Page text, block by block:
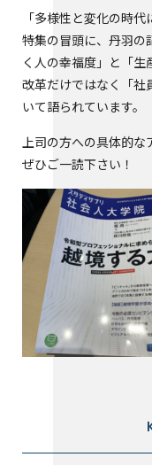
「多様性と変化の時
特集の冒頭に、丹羽の
く人の幸福度」と「
改革だけではなく「社
いて語られています。
上司の方への具体的な
ぜひご一読下さい！